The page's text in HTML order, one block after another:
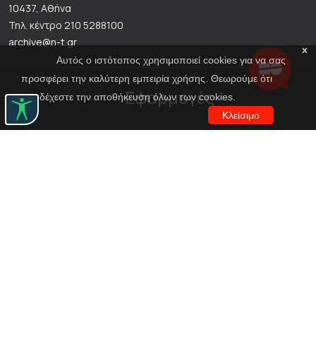
x
Αυτός ο ιστότοπος χρησιμοποιεί cookies για να σας
προσφέρει την καλύτερη εμπειρία χρήσης. Θεωρούμε ότι
αποδέχεστε την αποθήκευση όλων των cookies.
Κλείσιμο
10437, Αθήνα
Τηλ. κέντρο 210 5288100
archive@n-t.gr
Εφαρμογές